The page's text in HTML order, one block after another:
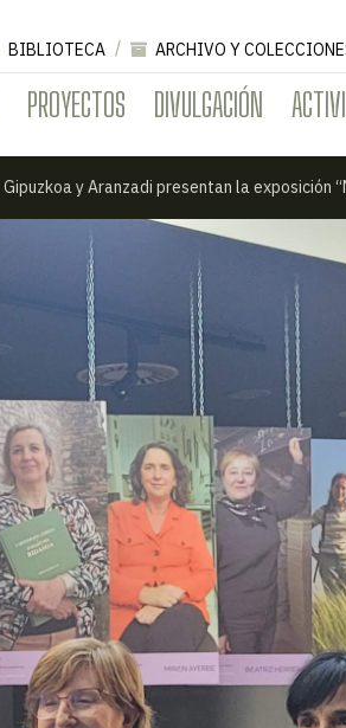
PROYECTOS DIVULGACIÓN
BIBLIOTECA ARCHIVO Y
y Aranzadi presentan la exposición